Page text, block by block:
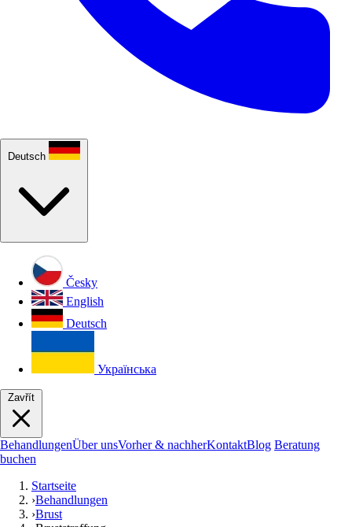
Deutsch
Česky
English
Deutsch
Українська
Zavřít
BehandlungenÜber unsVorher & nachherKontaktBlog Beratung
buchen
Startseite
›Behandlungen
›Brust